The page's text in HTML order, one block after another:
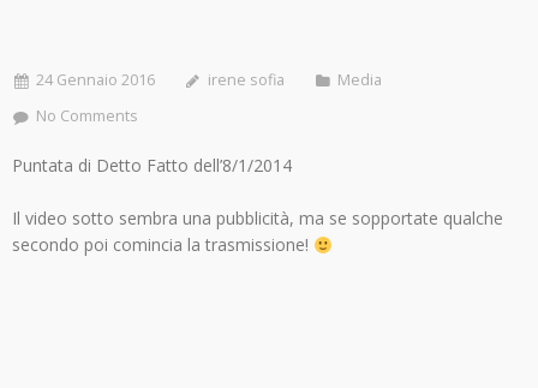
24 Gennaio 2016 irene sofia
Media
No Comments
Puntata di Detto Fatto dell’8/1/2014
Il video sotto sembra una pubblicità, ma se sopportate qualche
secondo poi comincia la trasmissione!